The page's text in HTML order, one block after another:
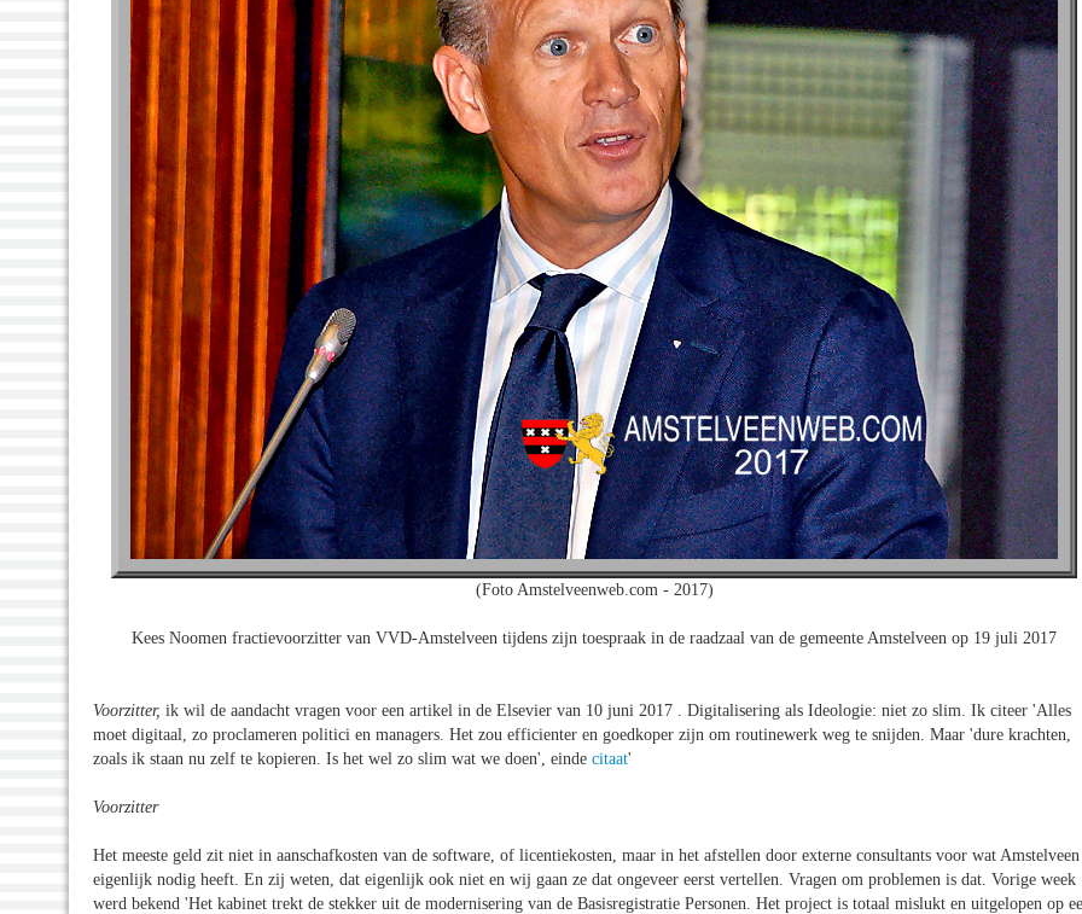
(Foto Amstelveenweb.com - 2017)
Kees Noomen fractievoorzitter van VVD-Amstelveen tijdens zijn toespraak in de raadzaal van de gemeente Amstelveen op 19 juli 2017
Voorzitter, ik wil de aandacht vragen voor een artikel in de Elsevier van 10 juni 2017 . Digitalisering als Ideologie: niet zo slim. Ik citeer 'Alles
moet digitaal, zo proclameren politici en managers. Het zou efficienter en goedkoper zijn om routinewerk weg te snijden. Maar 'dure krachten,
zoals ik staan nu zelf te kopieren. Is het wel zo slim wat we doen', einde citaat'
Voorzitter
Het meeste geld zit niet in aanschafkosten van de software, of licentiekosten, maar in het afstellen door externe consultants voor wat Amstelveen
eigenlijk nodig heeft. En zij weten, dat eigenlijk ook niet en wij gaan ze dat ongeveer eerst vertellen. Vragen om problemen is dat. Vorige week
werd bekend 'Het kabinet trekt de stekker uit de modernisering van de Basisregistratie Personen. Het project is totaal mislukt en uitgelopen op